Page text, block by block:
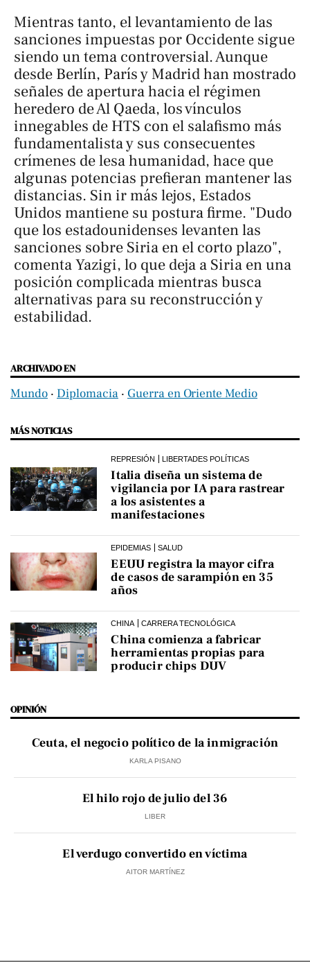
Mientras tanto, el levantamiento de las
sanciones impuestas por Occidente sigue
siendo un tema controversial. Aunque
desde Berlín, París y Madrid han mostrado
señales de apertura hacia el régimen
heredero de Al Qaeda, los vínculos
innegables de HTS con el salafismo más
fundamentalista y sus consecuentes
crímenes de lesa humanidad, hace que
algunas potencias prefieran mantener las
distancias. Sin ir más lejos, Estados
Unidos mantiene su postura firme. "Dudo
que los estadounidenses levanten las
sanciones sobre Siria en el corto plazo",
comenta Yazigi, lo que deja a Siria en una
posición complicada mientras busca
alternativas para su reconstrucción y
estabilidad.
ARCHIVADO EN
Mundo ‧ Diplomacia ‧ Guerra en Oriente Medio
MÁS NOTICIAS
REPRESIÓN LIBERTADES POLÍTICAS
Italia diseña un sistema de
vigilancia por IA para rastrear
a los asistentes a
manifestaciones
EPIDEMIAS SALUD
EEUU registra la mayor cifra
de casos de sarampión en 35
años
CHINA CARRERA TECNOLÓGICA
China comienza a fabricar
herramientas propias para
producir chips DUV
OPINIÓN
Ceuta, el negocio político de la inmigración
KARLA PISANO
El hilo rojo de julio del 36
LIBER
El verdugo convertido en víctima
AITOR MARTÍNEZ